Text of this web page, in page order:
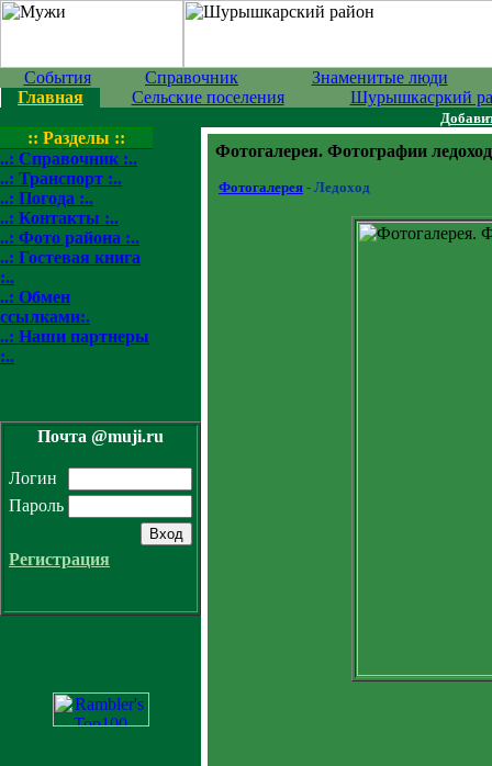
События Справочник
Знаменитые люди
Главная
Сельские поселения Шурышкасркий
:: Разделы ::
..: Справочник :..
..: Транспорт :..
..: Погода :..
..: Контакты :..
..: Фото района :..
..: Гостевая книга
:..
..: Обмен
ссылками:.
..: Наши партнеры
:..
Почта @muji.ru
Логин
Пароль
Регистрация
Фотогалерея. Фотографии
Фотогалерея - Ледоход